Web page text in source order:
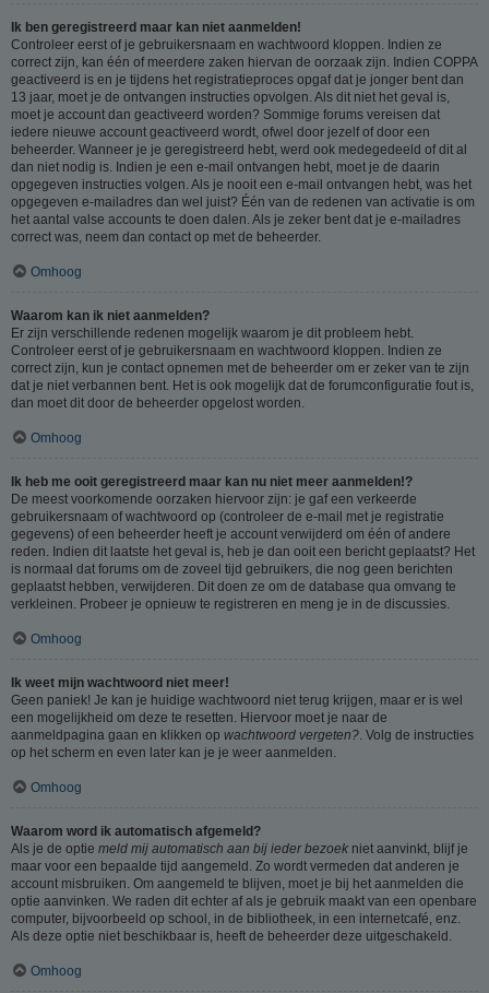
Ik ben geregistreerd maar kan niet aanmelden!
Controleer eerst of je gebruikersnaam en wachtwoord kloppen. Indien ze
correct zijn, kan één of meerdere zaken hiervan de oorzaak zijn. Indien COPPA
geactiveerd is en je tijdens het registratieproces opgaf dat je jonger bent dan
13 jaar, moet je de ontvangen instructies opvolgen. Als dit niet het geval is,
moet je account dan geactiveerd worden? Sommige forums vereisen dat
iedere nieuwe account geactiveerd wordt, ofwel door jezelf of door een
beheerder. Wanneer je je geregistreerd hebt, werd ook medegedeeld of dit al
dan niet nodig is. Indien je een e-mail ontvangen hebt, moet je de daarin
opgegeven instructies volgen. Als je nooit een e-mail ontvangen hebt, was het
opgegeven e-mailadres dan wel juist? Één van de redenen van activatie is om
het aantal valse accounts te doen dalen. Als je zeker bent dat je e-mailadres
correct was, neem dan contact op met de beheerder.
Omhoog
Waarom kan ik niet aanmelden?
Er zijn verschillende redenen mogelijk waarom je dit probleem hebt.
Controleer eerst of je gebruikersnaam en wachtwoord kloppen. Indien ze
correct zijn, kun je contact opnemen met de beheerder om er zeker van te zijn
dat je niet verbannen bent. Het is ook mogelijk dat de forumconfiguratie fout is,
dan moet dit door de beheerder opgelost worden.
Omhoog
Ik heb me ooit geregistreerd maar kan nu niet meer aanmelden!?
De meest voorkomende oorzaken hiervoor zijn: je gaf een verkeerde
gebruikersnaam of wachtwoord op (controleer de e-mail met je registratie
gegevens) of een beheerder heeft je account verwijderd om één of andere
reden. Indien dit laatste het geval is, heb je dan ooit een bericht geplaatst? Het
is normaal dat forums om de zoveel tijd gebruikers, die nog geen berichten
geplaatst hebben, verwijderen. Dit doen ze om de database qua omvang te
verkleinen. Probeer je opnieuw te registreren en meng je in de discussies.
Omhoog
Ik weet mijn wachtwoord niet meer!
Geen paniek! Je kan je huidige wachtwoord niet terug krijgen, maar er is wel
een mogelijkheid om deze te resetten. Hiervoor moet je naar de
aanmeldpagina gaan en klikken op wachtwoord vergeten? . Volg de instructies
op het scherm en even later kan je je weer aanmelden.
Omhoog
Waarom word ik automatisch afgemeld?
Als je de optie meld mij automatisch aan bij ieder bezoek niet aanvinkt, blijf je
maar voor een bepaalde tijd aangemeld. Zo wordt vermeden dat anderen je
account misbruiken. Om aangemeld te blijven, moet je bij het aanmelden die
optie aanvinken. We raden dit echter af als je gebruik maakt van een openbare
computer, bijvoorbeeld op school, in de bibliotheek, in een internetcafé, enz.
Als deze optie niet beschikbaar is, heeft de beheerder deze uitgeschakeld.
Omhoog